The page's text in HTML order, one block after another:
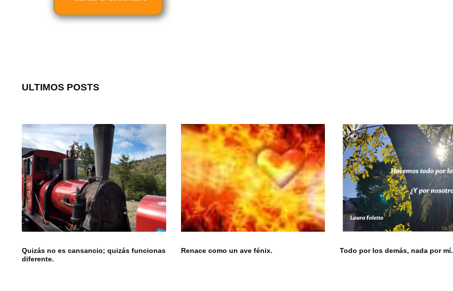
ULTIMOS POSTS
Quizás no es cansancio; quizás funcionas
diferente.
Renace como un ave fénix. Todo por los demás, nada por mí.